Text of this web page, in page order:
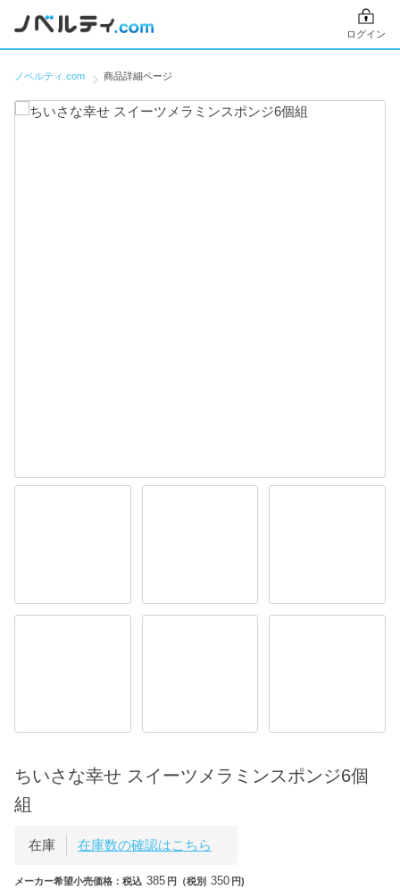
ログイン
ノベルティ.com 商品詳細ページ
ちいさな幸せ スイーツメラミンスポンジ6個
組
在庫 在庫数の確認はこちら
メーカー希望小売価格：税込 385 円（税別 350 円)